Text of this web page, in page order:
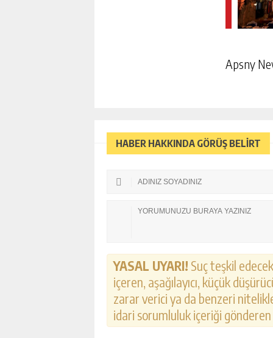
Apsny
HABER HAKKINDA GÖRÜŞ BELİRT
YASAL UYARI! Suç teşkil
içeren, aşağılayıcı, küçük
zarar verici ya da benzeri
idari sorumluluk içeriği
NE PARANIZ GEÇECEK NE